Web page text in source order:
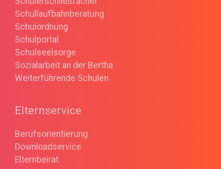
Schullaufbahnberatung
Schulordnung
Schulportal
Schulseelsorge
Sozialarbeit an der Bertha
Weiterführende Schulen
Elternservice
Berufsorientierung
Downloadservice
Elternbeirat